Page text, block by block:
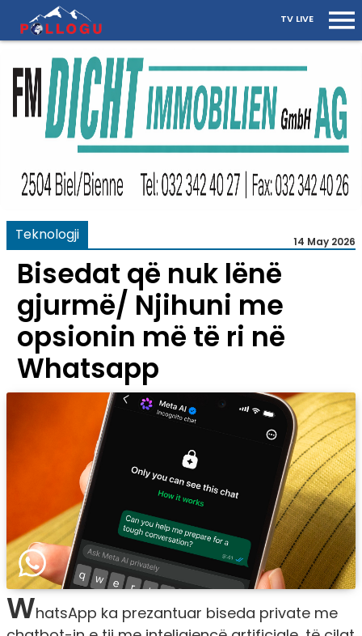
TV LIVE
Teknologji 14 May 2026
Bisedat që nuk lënë
gjurmë/ Njihuni me
opsionin më të ri në
Whatsapp
WhatsApp ka prezantuar biseda private me